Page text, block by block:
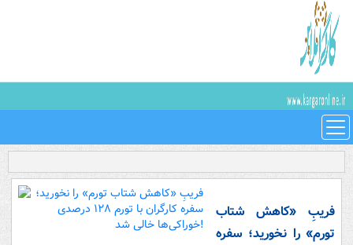
فریبِ «کاهش شتاب
تورم» را نخورید؛ سفره